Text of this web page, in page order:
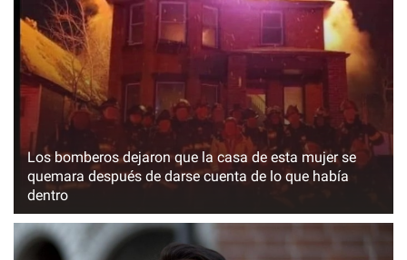
Los bomberos dejaron que la casa de esta mujer se
quemara después de darse cuenta de lo que había
dentro